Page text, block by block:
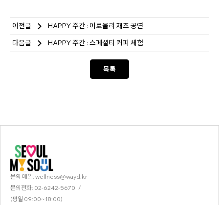
이전글
HAPPY 주간 : 이로울리 재즈 공연
다음글
HAPPY 주간 : 스페셜티 커피 체험
목록
문의 메일: wellness@wayd.kr
문의전화: 02-6242-5670 /
(평일 09:00~18:00)